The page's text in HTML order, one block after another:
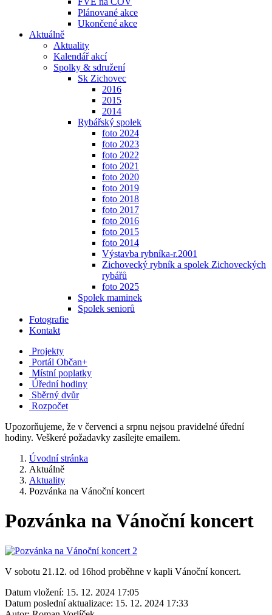
Plánované akce
Ukončené akce
Aktuálně
Aktuality
Kalendář akcí
Spolky & sdružení
Sk Zichovec
2016
2015
2014
Rybářský spolek
foto 2024
foto 2023
foto 2022
foto 2021
foto 2020
foto 2019
foto 2018
foto 2017
foto 2016
foto 2015
foto 2014
Výstavba rybníka-r.2001
Zichovecký rybník a spolek Zichoveckých
rybářů
foto 2025
Spolek maminek
Spolek seniorů
Fotografie
Kontakt
Projekty
Portál Občan+
Místní poplatky
Úřední hodiny
Sběrný dvůr
Rozpočet
Upozorňujeme, že v červenci a srpnu nejsou pravidelné úřední
hodiny. Veškeré požadavky zasílejte emailem.
Úvodní stránka
Aktuálně
Aktuality
Pozvánka na Vánoční koncert
Pozvánka na Vánoční koncert
V sobotu 21.12. od 16hod proběhne v kapli Vánoční koncert.
Datum vložení: 15. 12. 2024 17:05
Datum poslední aktualizace: 15. 12. 2024 17:33